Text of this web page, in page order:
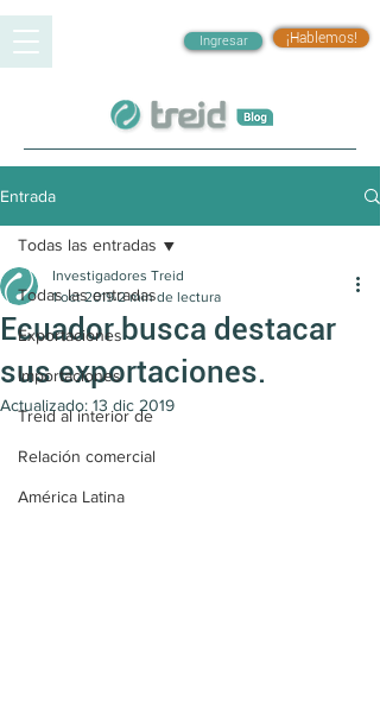
¡Hablemos!
Ingresar
Entrada
Todas las entradas
Exportaciones
Importaciones
Treid al interior de
Relación comercial
América Latina
Todas las entradas
Ecuador busca destacar
sus exportaciones.
Investigadores Treid
1 oct 2019 2 min de lectura
Actualizado: 13 dic 2019